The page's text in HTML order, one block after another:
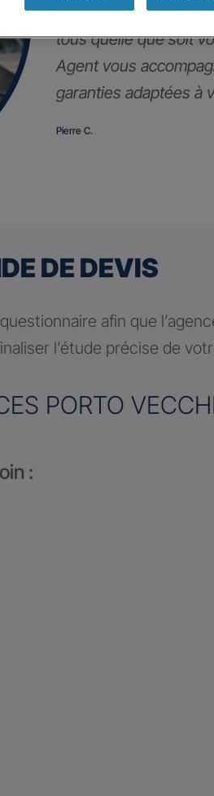
Notre contrat
tous quelle que soit
Agent vous
garanties adaptées à
Pierre C.
DE DEVIS
afin que
l’étude précise de
PORTO
: